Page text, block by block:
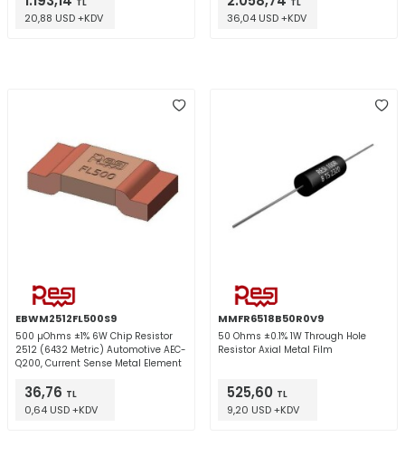
20,88 USD +KDV 36,04 USD +KDV
EBWM2512FL500S9
500 µOhms ±1% 6W Chip Resistor
2512 (6432 Metric) Automotive AEC-
Q200, Current Sense Metal Element
36,76 TL
0,64 USD +KDV
MMFR6518B50R0V9
50 Ohms ±0.1% 1W Through Hole
Resistor Axial Metal Film
525,60 TL
9,20 USD +KDV